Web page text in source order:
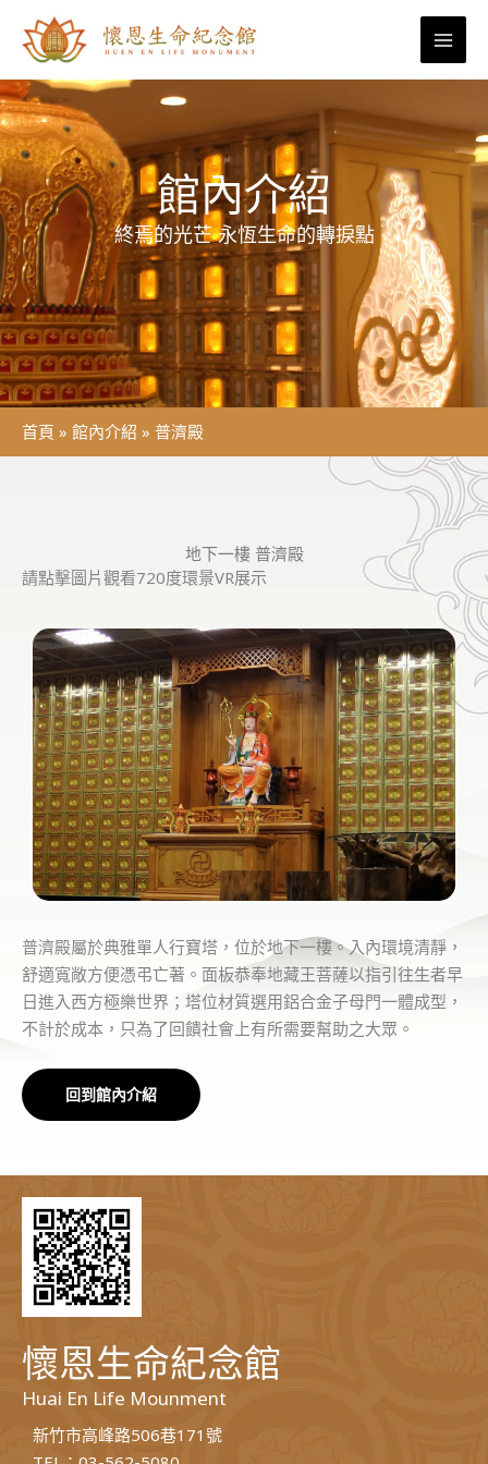
要
內
容
館內介紹
終焉的光芒 永恆生命的轉捩點
首頁 » 館內介紹 » 普濟殿
地下一樓 普濟殿
請點擊圖片觀看720度環景VR展示
普濟殿屬於典雅單人行寶塔，位於地下一樓。入內環境清靜，
舒適寬敞方便憑弔亡著。面板恭奉地藏王菩薩以指引往生者早
日進入西方極樂世界；塔位材質選用鋁合金子母門一體成型，
不計於成本，只為了回饋社會上有所需要幫助之大眾。
回到館內介紹
懷恩生命紀念館
Huai En Life Mounment
新竹市高峰路506巷171號